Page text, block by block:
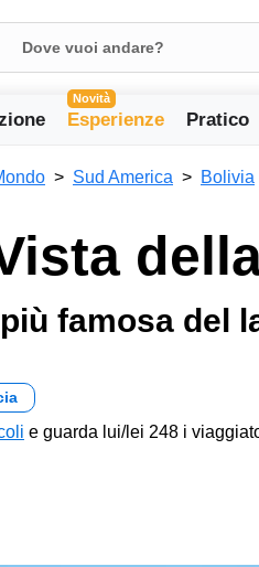
Novità
Esperienze Pratico
Sud America Bolivia
famosa del
e guarda lui/lei 248 i